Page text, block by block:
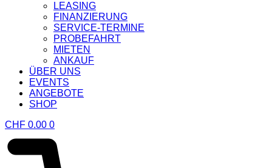
LEASING
FINANZIERUNG
SERVICE-TERMINE
PROBEFAHRT
MIETEN
ANKAUF
ÜBER UNS
EVENTS
ANGEBOTE
SHOP
CHF 0.00 0